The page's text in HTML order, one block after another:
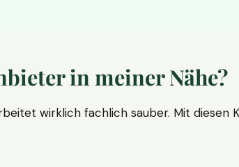
in meiner Nähe?
wirklich fachlich sauber. Mit